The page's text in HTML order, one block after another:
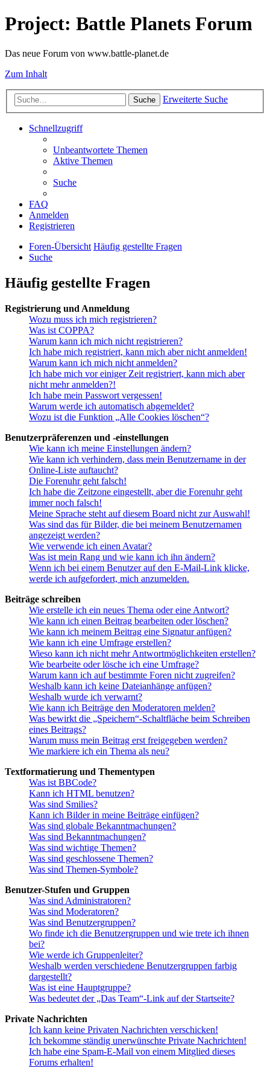
Project: Battle Planets Forum
Das neue Forum von www.battle-planet.de
Zum Inhalt
Suche Erweiterte Suche
Schnellzugriff
Unbeantwortete Themen
Aktive Themen
Suche
FAQ
Anmelden
Registrieren
Foren-Übersicht Häufig gestellte Fragen
Suche
Häufig gestellte Fragen
Registrierung und Anmeldung
Wozu muss ich mich registrieren?
Was ist COPPA?
Warum kann ich mich nicht registrieren?
Ich habe mich registriert, kann mich aber nicht anmelden!
Warum kann ich mich nicht anmelden?
Ich habe mich vor einiger Zeit registriert, kann mich aber
nicht mehr anmelden?!
Ich habe mein Passwort vergessen!
Warum werde ich automatisch abgemeldet?
Wozu ist die Funktion „Alle Cookies löschen“?
Benutzerpräferenzen und -einstellungen
Wie kann ich meine Einstellungen ändern?
Wie kann ich verhindern, dass mein Benutzername in der
Online-Liste auftaucht?
Die Forenuhr geht falsch!
Ich habe die Zeitzone eingestellt, aber die Forenuhr geht
immer noch falsch!
Meine Sprache steht auf diesem Board nicht zur Auswahl!
Was sind das für Bilder, die bei meinem Benutzernamen
angezeigt werden?
Wie verwende ich einen Avatar?
Was ist mein Rang und wie kann ich ihn ändern?
Wenn ich bei einem Benutzer auf den E-Mail-Link klicke,
werde ich aufgefordert, mich anzumelden.
Beiträge schreiben
Wie erstelle ich ein neues Thema oder eine Antwort?
Wie kann ich einen Beitrag bearbeiten oder löschen?
Wie kann ich meinem Beitrag eine Signatur anfügen?
Wie kann ich eine Umfrage erstellen?
Wieso kann ich nicht mehr Antwortmöglichkeiten erstellen?
Wie bearbeite oder lösche ich eine Umfrage?
Warum kann ich auf bestimmte Foren nicht zugreifen?
Weshalb kann ich keine Dateianhänge anfügen?
Weshalb wurde ich verwarnt?
Wie kann ich Beiträge den Moderatoren melden?
Was bewirkt die „Speichern“-Schaltfläche beim Schreiben
eines Beitrags?
Warum muss mein Beitrag erst freigegeben werden?
Wie markiere ich ein Thema als neu?
Textformatierung und Thementypen
Was ist BBCode?
Kann ich HTML benutzen?
Was sind Smilies?
Kann ich Bilder in meine Beiträge einfügen?
Was sind globale Bekanntmachungen?
Was sind Bekanntmachungen?
Was sind wichtige Themen?
Was sind geschlossene Themen?
Was sind Themen-Symbole?
Benutzer-Stufen und Gruppen
Was sind Administratoren?
Was sind Moderatoren?
Was sind Benutzergruppen?
Wo finde ich die Benutzergruppen und wie trete ich ihnen
bei?
Wie werde ich Gruppenleiter?
Weshalb werden verschiedene Benutzergruppen farbig
dargestellt?
Was ist eine Hauptgruppe?
Was bedeutet der „Das Team“-Link auf der Startseite?
Private Nachrichten
Ich kann keine Privaten Nachrichten verschicken!
Ich bekomme ständig unerwünschte Private Nachrichten!
Ich habe eine Spam-E-Mail von einem Mitglied dieses
Forums erhalten!